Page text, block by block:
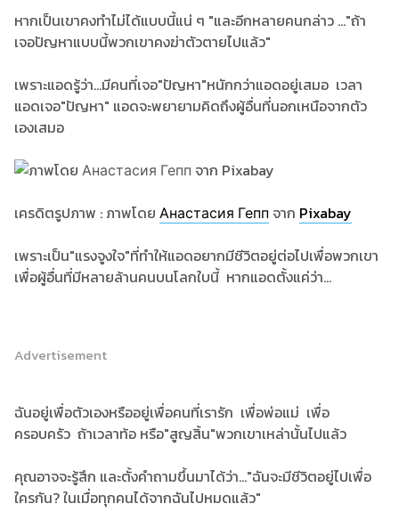
หากเป็นเขาคงทำไม่ได้แบบนี้แน่ ๆ "และอีกหลายคนกล่าว ..."ถ้า
เจอปัญหาแบบนี้พวกเขาคงฆ่าตัวตายไปแล้ว"
เพราะแอดรู้ว่า...มีคนที่เจอ"ปัญหา"หนักกว่าแอดอยู่เสมอ เวลา
แอดเจอ"ปัญหา" แอดจะพยายามคิดถึงผู้อื่นที่นอกเหนือจากตัว
เองเสมอ
เครดิตรูปภาพ : ภาพโดย Анастасия Гепп จาก Pixabay
เพราะเป็น"แรงจูงใจ"ที่ทำให้แอดอยากมีชีวิตอยู่ต่อไปเพื่อพวกเขา
เพื่อผู้อื่นที่มีหลายล้านคนบนโลกใบนี้ หากแอดตั้งแค่ว่า...
Advertisement
ฉันอยู่เพื่อตัวเองหรืออยู่เพื่อคนที่เรารัก เพื่อพ่อแม่ เพื่อ
ครอบครัว ถ้าเวลาท้อ หรือ"สูญสิ้น"พวกเขาเหล่านั้นไปแล้ว
คุณอาจจะรู้สึก และตั้งคำถามขึ้นมาได้ว่า..."ฉันจะมีชีวิตอยู่ไปเพื่อ
ใครกัน? ในเมื่อทุกคนได้จากฉันไปหมดแล้ว"